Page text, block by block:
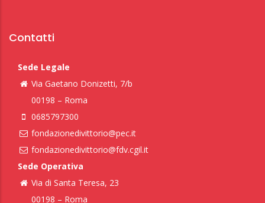
Contatti
Sede Legale
Via Gaetano Donizetti, 7/b
00198 – Roma
0685797300
fondazionedivittorio@pec.it
fondazionedivittorio@fdv.cgil.it
Sede Operativa
Via di Santa Teresa, 23
00198 – Roma